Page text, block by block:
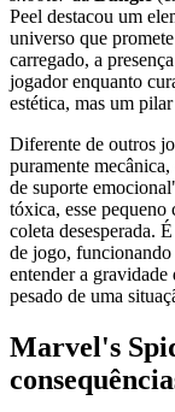
Peel destacou um
universo que
carregado, a
jogador enquanto
estética, mas um
Diferente de outros
puramente
de suporte
tóxica, esse pequeno
coleta desesperada.
de jogo, funcionando
entender a
pesado de uma
Marvel's